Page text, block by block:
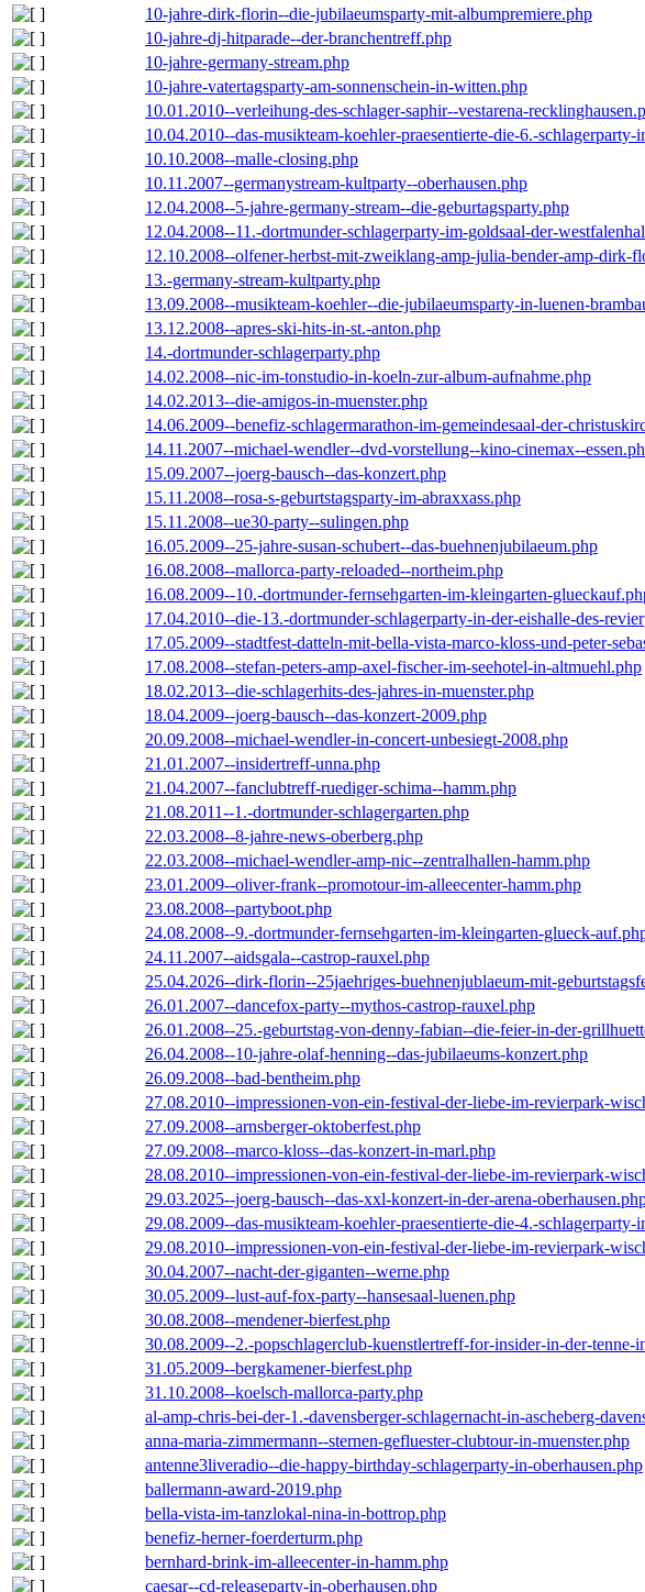
10-jahre-dirk-florin--die-jubilaeumsparty-mit-albumpremiere.php
10-jahre-dj-hitparade--der-branchentreff.php
10-jahre-germany-stream.php
10-jahre-vatertagsparty-am-sonnenschein-in-witten.php
10.01.2010--verleihung-des-schlager-saphir--vestarena-
10.04.2010--das-musikteam-koehler-praesentierte-die-6.-schlagerparty-
10.10.2008--malle-closing.php
10.11.2007--germanystream-kultparty--oberhausen.php
12.04.2008--5-jahre-germany-stream--die-geburtagsparty.php
12.04.2008--11.-dortmunder-schlagerparty-im-goldsaal-der-
12.10.2008--olfener-herbst-mit-zweiklang-amp-julia-bender-amp-dirk-
13.-germany-stream-kultparty.php
13.09.2008--musikteam-koehler--die-jubilaeumsparty-in-luenen-
13.12.2008--apres-ski-hits-in-st.-anton.php
14.-dortmunder-schlagerparty.php
14.02.2008--nic-im-tonstudio-in-koeln-zur-album-aufnahme.php
14.02.2013--die-amigos-in-muenster.php
14.06.2009--benefiz-schlagermarathon-im-gemeindesaal-der-
14.11.2007--michael-wendler--dvd-vorstellung--kino-cinemax--
15.09.2007--joerg-bausch--das-konzert.php
15.11.2008--rosa-s-geburtstagsparty-im-abraxxass.php
15.11.2008--ue30-party--sulingen.php
16.05.2009--25-jahre-susan-schubert--das-buehnenjubilaeum.php
16.08.2008--mallorca-party-reloaded--northeim.php
16.08.2009--10.-dortmunder-fernsehgarten-im-kleingarten-
17.04.2010--die-13.-dortmunder-schlagerparty-in-der-eishalle-des-
17.05.2009--stadtfest-datteln-mit-bella-vista-marco-kloss-und-peter-
17.08.2008--stefan-peters-amp-axel-fischer-im-seehotel-in-altmuehl.php
18.02.2013--die-schlagerhits-des-jahres-in-muenster.php
18.04.2009--joerg-bausch--das-konzert-2009.php
20.09.2008--michael-wendler-in-concert-unbesiegt-2008.php
21.01.2007--insidertreff-unna.php
21.04.2007--fanclubtreff-ruediger-schima--hamm.php
21.08.2011--1.-dortmunder-schlagergarten.php
22.03.2008--8-jahre-news-oberberg.php
22.03.2008--michael-wendler-amp-nic--zentralhallen-hamm.php
23.01.2009--oliver-frank--promotour-im-alleecenter-hamm.php
23.08.2008--partyboot.php
24.08.2008--9.-dortmunder-fernsehgarten-im-kleingarten-glueck-
24.11.2007--aidsgala--castrop-rauxel.php
25.04.2026--dirk-florin--25jaehriges-buehnenjublaeum-mit-
26.01.2007--dancefox-party--mythos-castrop-rauxel.php
26.01.2008--25.-geburtstag-von-denny-fabian--die-feier-in-der-
26.04.2008--10-jahre-olaf-henning--das-jubilaeums-konzert.php
26.09.2008--bad-bentheim.php
27.08.2010--impressionen-von-ein-festival-der-liebe-im-revierpark-
27.09.2008--arnsberger-oktoberfest.php
27.09.2008--marco-kloss--das-konzert-in-marl.php
28.08.2010--impressionen-von-ein-festival-der-liebe-im-revierpark-
29.03.2025--joerg-bausch--das-xxl-konzert-in-der-arena-
29.08.2009--das-musikteam-koehler-praesentierte-die-4.-schlagerparty-
29.08.2010--impressionen-von-ein-festival-der-liebe-im-revierpark-
30.04.2007--nacht-der-giganten--werne.php
30.05.2009--lust-auf-fox-party--hansesaal-luenen.php
30.08.2008--mendener-bierfest.php
30.08.2009--2.-popschlagerclub-kuenstlertreff-for-insider-in-der-tenne-
31.05.2009--bergkamener-bierfest.php
31.10.2008--koelsch-mallorca-party.php
al-amp-chris-bei-der-1.-davensberger-schlagernacht-in-ascheberg-
anna-maria-zimmermann--sternen-gefluester-clubtour-in-muenster.php
antenne3liveradio--die-happy-birthday-schlagerparty-in-oberhausen.php
ballermann-award-2019.php
bella-vista-im-tanzlokal-nina-in-bottrop.php
benefiz-herner-foerderturm.php
bernhard-brink-im-alleecenter-in-hamm.php
caesar--cd-releaseparty-in-oberhausen.php